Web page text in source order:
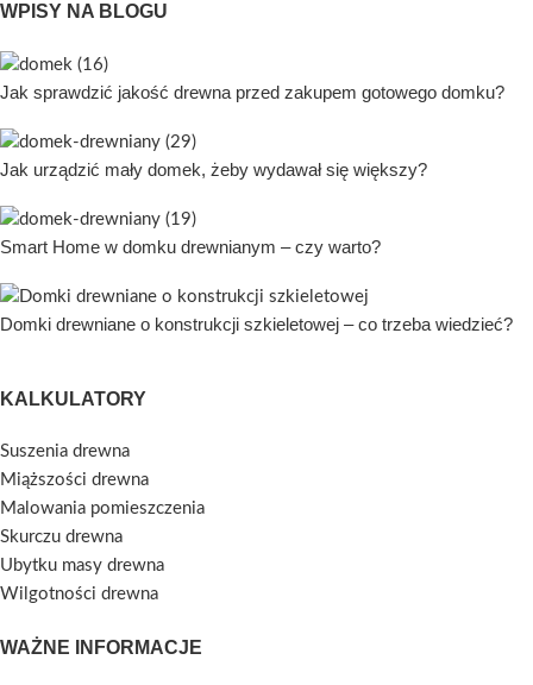
WPISY NA BLOGU
Jak sprawdzić jakość drewna przed zakupem gotowego domku?
Jak urządzić mały domek, żeby wydawał się większy?
Smart Home w domku drewnianym – czy warto?
Domki drewniane o konstrukcji szkieletowej – co trzeba wiedzieć?
KALKULATORY
Suszenia drewna
Miąższości drewna
Malowania pomieszczenia
Skurczu drewna
Ubytku masy drewna
Wilgotności drewna
WAŻNE INFORMACJE